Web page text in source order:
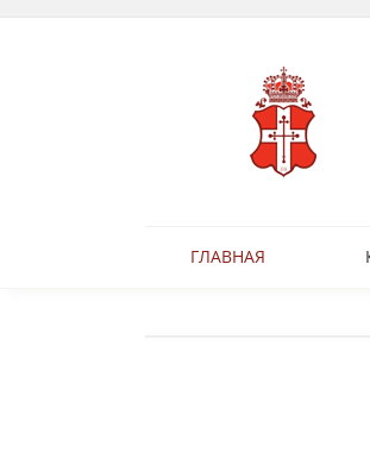
ГЛАВНАЯ